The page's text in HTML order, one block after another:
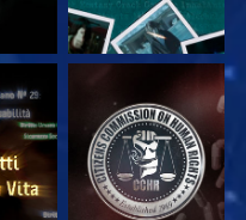
GUARDA